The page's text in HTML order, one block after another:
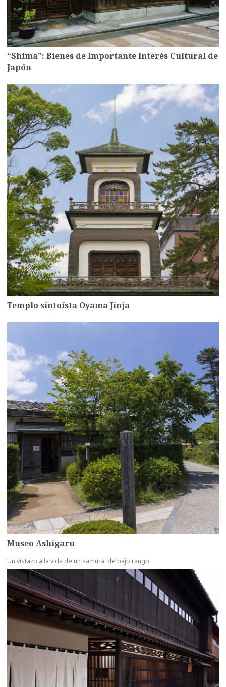
“Shima”: Bienes de Importante Interés Cultural de
Japón
Templo sintoísta Oyama Jinja
more
Museo Ashigaru
Un vistazo a la vida de un samurái de bajo rango
more